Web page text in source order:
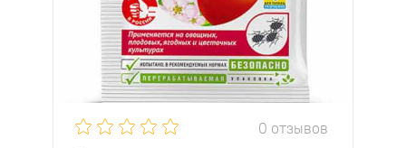
0 отзывов